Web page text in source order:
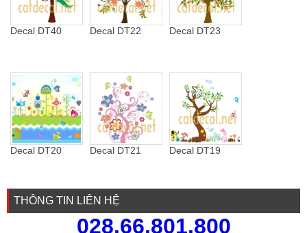
Decal DT40 Decal DT22 Decal DT23
Decal DT20 Decal DT21 Decal DT19
THÔNG TIN LIÊN HỆ
028.66.801.800